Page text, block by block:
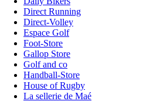
Direct Running
Direct-Volley
Espace Golf
Foot-Store
Gallop Store
Golf and co
Handball-Store
House of Rugby
La sellerie de Maé